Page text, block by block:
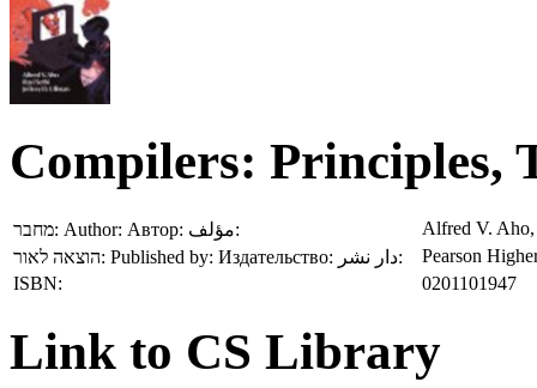
Compilers: Principles,
מחבר: Author: Автор: مؤلف:
Alfred V.
הוצאה לאור: Published by: Издательство: دار نشر:
Pearson
ISBN:
0201101947
Link to CS Library